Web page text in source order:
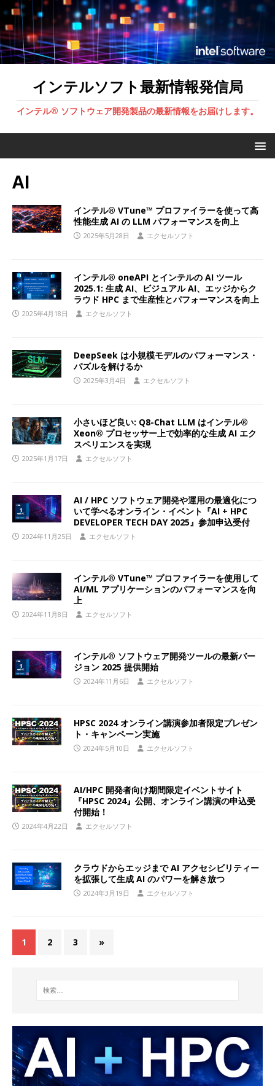
インテルソフト最新情報発信局
インテル® ソフトウェア開発製品の最新情報をお届けします。
AI
インテル® VTune™ プロファイラーを使って高
性能生成 AI の LLM パフォーマンスを向上
2025年5月28日 エクセルソフト
インテル® oneAPI とインテルの AI ツール
2025.1: 生成 AI、ビジュアル AI、エッジからク
ラウド HPC まで生産性とパフォーマンスを向上
2025年4月18日 エクセルソフト
DeepSeek は小規模モデルのパフォーマンス・
パズルを解けるか
2025年3月4日 エクセルソフト
小さいほど良い: Q8-Chat LLM はインテル®
Xeon® プロセッサー上で効率的な生成 AI エク
スペリエンスを実現
2025年1月17日 エクセルソフト
AI / HPC ソフトウェア開発や運用の最適化につ
いて学べるオンライン・イベント『AI + HPC
DEVELOPER TECH DAY 2025』参加申込受付
2024年11月25日 エクセルソフト
インテル® VTune™ プロファイラーを使用して
AI/ML アプリケーションのパフォーマンスを向
上
2024年11月8日 エクセルソフト
インテル® ソフトウェア開発ツールの最新バー
ジョン 2025 提供開始
2024年11月6日 エクセルソフト
HPSC 2024 オンライン講演参加者限定プレゼン
ト・キャンペーン実施
2024年5月10日 エクセルソフト
AI/HPC 開発者向け期間限定イベントサイト
『HPSC 2024』公開、オンライン講演の申込受
付開始！
2024年4月22日 エクセルソフト
クラウドからエッジまで AI アクセシビリティー
を拡張して生成 AI のパワーを解き放つ
2024年3月19日 エクセルソフト
1 2 3 »